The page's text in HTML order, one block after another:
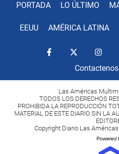
PORTADA LO ÚLTIMO
EEUU AMÉRICA LATINA
Contactenos
Las Américas
TODOS LOS DERECHOS
PROHIBIDA LA REPRODUCCIÓN
MATERIAL DE ESTE DIARIO SIN LA
Copyright Diario Las